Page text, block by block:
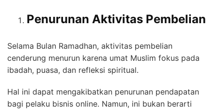
Penurunan Aktivitas Pembelian
Selama Bulan Ramadhan, aktivitas pembelian
cenderung menurun karena umat Muslim fokus pada
ibadah, puasa, dan refleksi spiritual.
Hal ini dapat mengakibatkan penurunan pendapatan
bagi pelaku bisnis online. Namun, ini bukan berarti